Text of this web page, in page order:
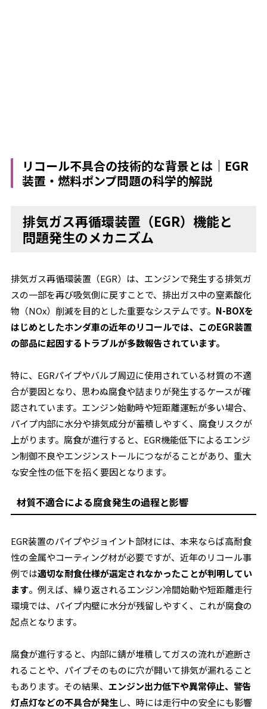
リコール不具合の技術的な背景とは｜EGR
装置・燃料ポンプ問題の科学的解説
排気ガス再循環装置（EGR）機能と
問題発生のメカニズム
排気ガス再循環装置（EGR）は、エンジンで発生する排気ガ
スの一部を再び吸気側に戻すことで、排出ガス中の窒素酸化
物（NOx）削減を目的とした重要なシステムです。 N-BOXを
はじめとしたホンダ車の近年のリコールでは、このEGR装置
の部品に起因するトラブルが多数報告されています。
特に、EGRパイプやバルブ周辺に使用されている材質の不適
合が要因となり、思わぬ腐食や詰まりが発生するケースが確
認されています。エンジン始動時や短距離運転が多い場合、
パイプ内部に水分や排気成分が蓄積しやすく、腐食リスクが
上がります。腐食が進行すると、EGR機能低下によるエンジ
ン制御不良やエンジンストールにつながることがあり、重大
な安全性の低下を招く要因となります。
材質不適合による腐食発生の過程と影響
EGR装置のパイプやジョイント部材には、本来ならば高耐食
性の金属やコーティング材が必要ですが、近年のリコール事
例では適切な耐食仕様が選定されなかったことが判明してい
ます。例えば、繰り返されるエンジン冷間始動や短距離走行
環境では、パイプ内壁に水分が残留しやすく、これが腐食の
起点となります。
腐食が進行すると、内部に錆が堆積してガスの流れが遮断さ
れることや、パイプそのものに穴が開いて排気が漏れること
もあります。その結果、エンジン出力低下や異常停止、警告
灯点灯などの不具合が発生し、時には走行中の安全にも影響